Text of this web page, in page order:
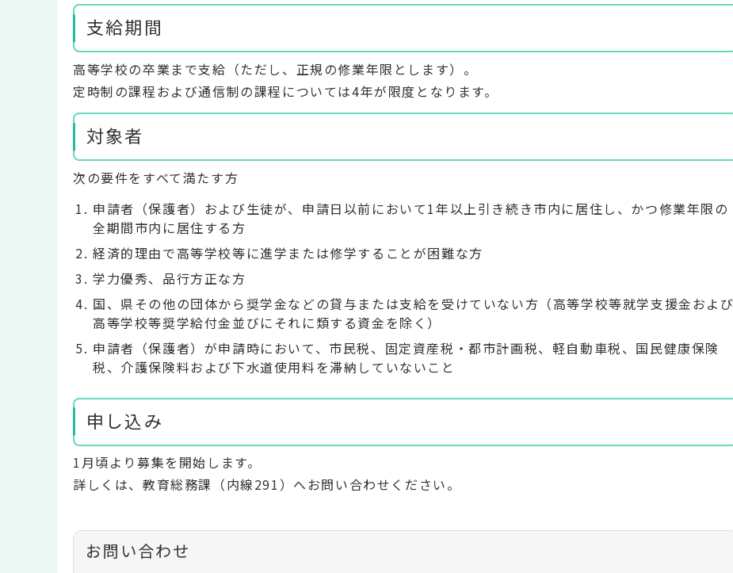
支給期間
高等学校の卒業まで支給（ただし、正規の修業年限とします）。
定時制の課程および通信制の課程については4年が限度となります。
対象者
次の要件をすべて満たす方
申請者（保護者）および生徒が、申請日以前において1年以上引き続き市内に居住し、かつ修業年限の
全期間市内に居住する方
経済的理由で高等学校等に進学または修学することが困難な方
学力優秀、品行方正な方
国、県その他の団体から奨学金などの貸与または支給を受けていない方（高等学校等就学支援金および
高等学校等奨学給付金並びにそれに類する資金を除く）
申請者（保護者）が申請時において、市民税、固定資産税・都市計画税、軽自動車税、国民健康保険
税、介護保険料および下水道使用料を滞納していないこと
申し込み
1月頃より募集を開始します。
詳しくは、教育総務課（内線291）へお問い合わせください。
お問い合わせ